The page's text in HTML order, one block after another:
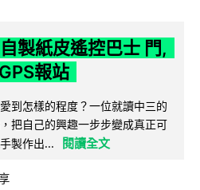
製紙皮遙控巴士 門,
報站
到怎樣的程度？一位就讀中三的
把自己的興趣一步步變成真正可
製作出...
閱讀全文